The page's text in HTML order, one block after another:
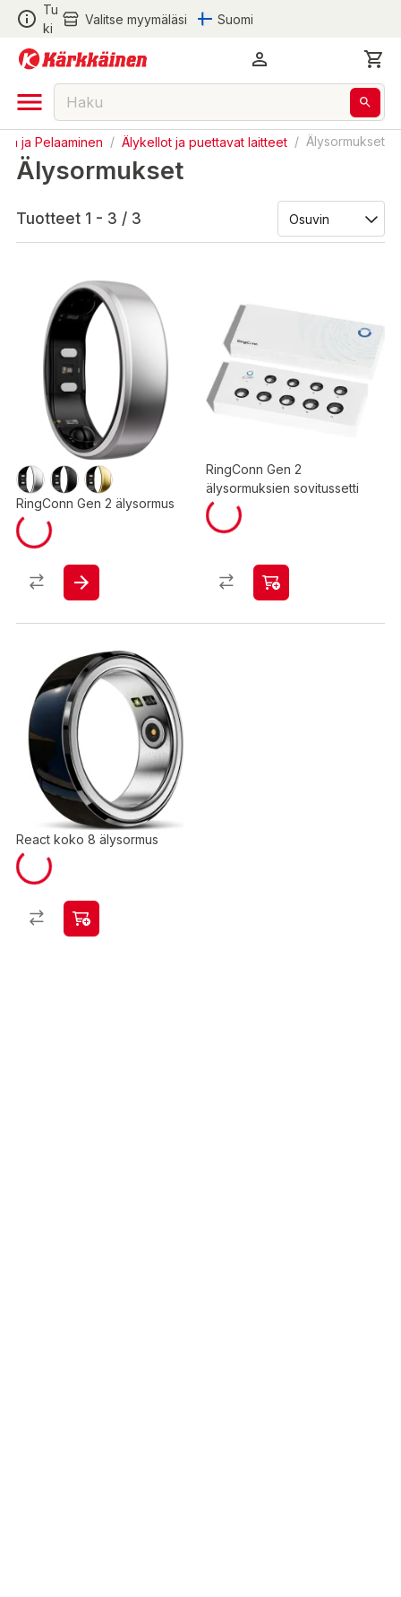
Tu
ki
Valitse myymäläsi Suomi
ja Pelaaminen / Älykellot ja puettavat laitteet / Älysormukset
Älysormukset
Tuotteet 1 - 3 / 3
RingConn Gen 2 älysormus
RingConn Gen 2
älysormuksien sovitussetti
React koko 8 älysormus